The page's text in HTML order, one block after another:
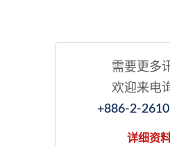
需要更多
欢迎来电
+886-2-
详细资